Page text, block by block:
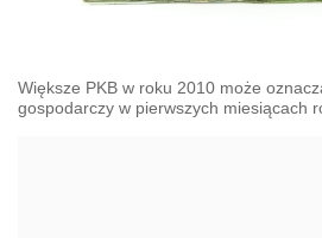
Większe PKB w roku 2010 może
gospodarczy w pierwszych miesiącach